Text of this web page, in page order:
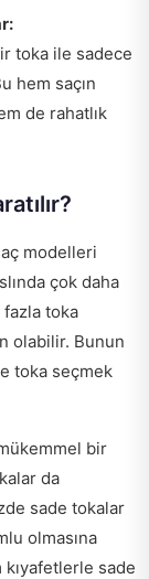
toka ile sadece
hem saçın
de rahatlık
modelleri
çok daha
fazla toka
olabilir. Bunun
toka seçmek
bir
da
sade tokalar
olmasına
sade